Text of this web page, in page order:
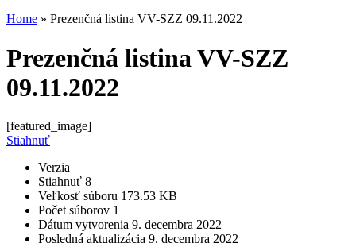
Home » Prezenčná listina VV-SZZ 09.11.2022
Prezenčná listina VV-SZZ
09.11.2022
[featured_image]
Stiahnuť
Verzia
Stiahnuť 8
Veľkosť súboru 173.53 KB
Počet súborov 1
Dátum vytvorenia 9. decembra 2022
Posledná aktualizácia 9. decembra 2022